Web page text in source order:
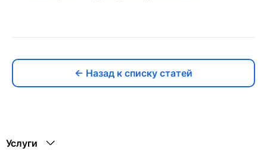
← Назад к списку статей
Услуги